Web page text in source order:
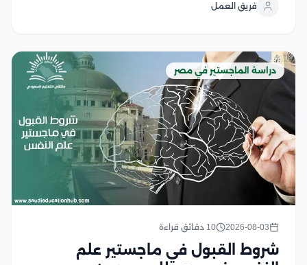
البرنامج المناسب ومعرفة متطلبات القبول أمر ضروري...
فريق العمل
دراسة الماجستير في مصر
2026-08-03 10 دقائق قراءة
شروط القبول في ماجستير علم